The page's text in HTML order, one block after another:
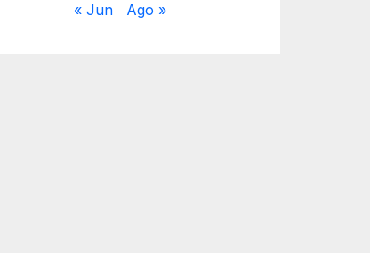
« Jun Ago »